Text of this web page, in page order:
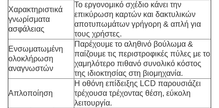
Χαρακτηριστικά
γνωρίσματα
ασφάλειας
Το εργονομικό σχέδιο κάνει την
επικύρωση καρτών και δακτυλικών
αποτυπωμάτων γρήγορη & απλή για
τους χρήστες.
Ενσωματωμένη
ολοκλήρωση
αναγνωστών
Παρέχουμε το αληθινό βούλωμα &
παίζουμε τις περιστροφικές πύλες με το
χαμηλότερο πιθανό συνολικό κόστος
της ιδιοκτησίας στη βιομηχανία.
Απλοποίηση
Η οθόνη επίδειξης LCD παρουσιάζει
τρέχουσα τρέχοντας θέση, εύκολη
λειτουργία.